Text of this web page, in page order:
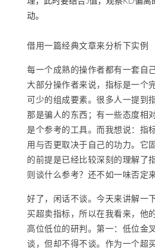
动。
借用一篇经典文章来分析下实例
每一个成熟的操作者都有一套自
大部分操作者来说，指标是一个
可少的组成要素。很多人一提到
那是骗人的东西；有一些态度相
是个参考的工具。而我想说：指
用与否更取决于自己的功力。它
的前提是已经比较深刻的理解了
则谈什么参考？还不如一味否定
好了，闲话不谈。今天来讲解一
买超卖指标，所以在我看来，他
高位低位的研判。第一：低位金
谈，但却不得不谈。作为一个超